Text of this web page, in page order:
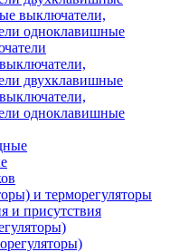
выключатели,
одноклавишные
двухклавишные
одноклавишные
и терморегуляторы
и присутствия